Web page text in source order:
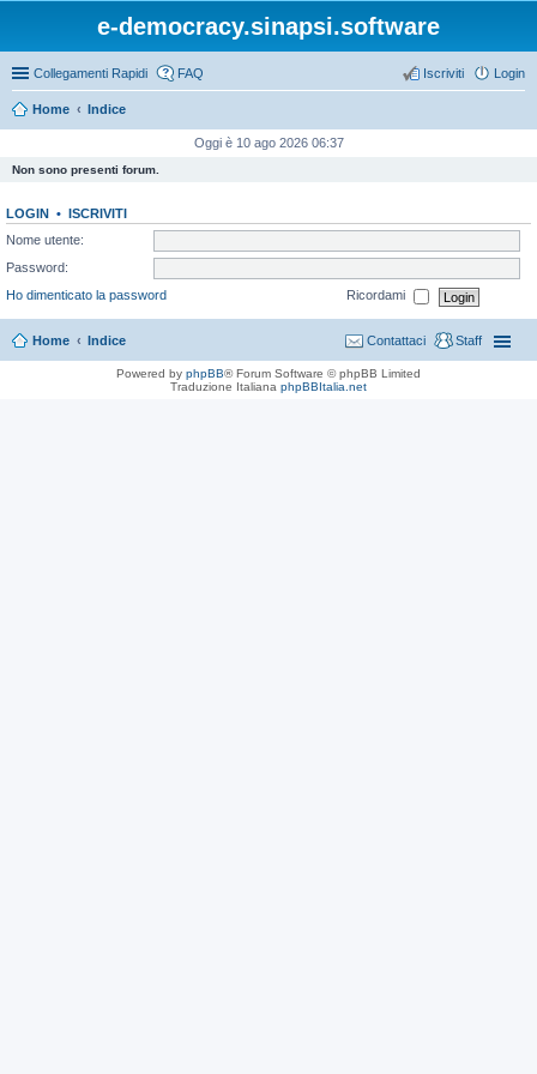
e-democracy.sinapsi.software
Collegamenti Rapidi FAQ Login
Iscriviti
Home Indice
Oggi è 10 ago 2026 06:37
Non sono presenti forum.
LOGIN • ISCRIVITI
Nome utente:
Password:
Ho dimenticato la password
Ricordami
Home Indice Staff
Contattaci
Powered by phpBB® Forum Software © phpBB Limited
Traduzione Italiana phpBBItalia.net